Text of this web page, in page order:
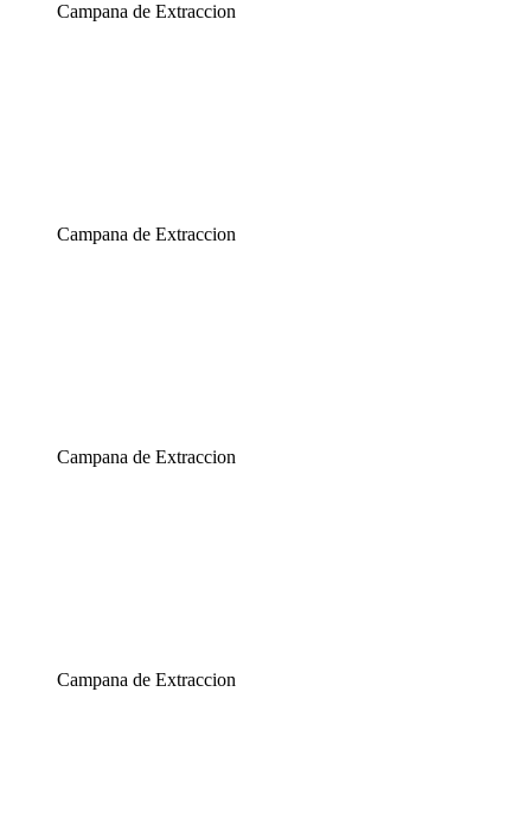
Campana de Extraccion
Campana de Extraccion
Campana de Extraccion
Campana de Extraccion